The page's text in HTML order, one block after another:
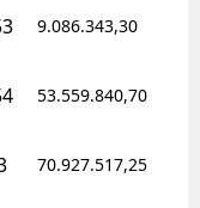
9.086.343,30
53.559.840,70
70.927.517,25